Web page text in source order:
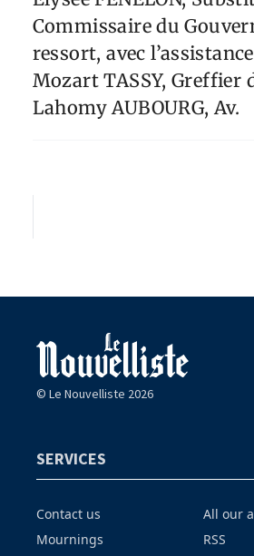
Commissaire du
ressort, avec
Mozart TASSY, Greffier
Lahomy AUBOURG, Av.
© Le Nouvelliste 2026
SERVICES
Contact us
Mournings
All our
RSS